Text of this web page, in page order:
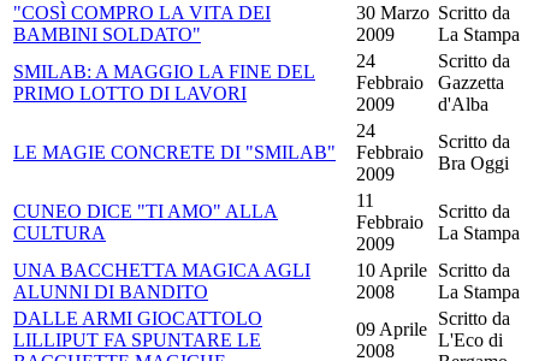
"COSÌ COMPRO LA VITA DEI
BAMBINI SOLDATO"
30 Marzo
2009
Scritto da
La Stampa
SMILAB: A MAGGIO LA FINE DEL
PRIMO LOTTO DI LAVORI
24
Febbraio
2009
Scritto da
Gazzetta
d'Alba
LE MAGIE CONCRETE DI "SMILAB"
24
Febbraio
2009
Scritto da
Bra Oggi
CUNEO DICE "TI AMO" ALLA
CULTURA
11
Febbraio
2009
Scritto da
La Stampa
UNA BACCHETTA MAGICA AGLI
ALUNNI DI BANDITO
10 Aprile
2008
Scritto da
La Stampa
DALLE ARMI GIOCATTOLO
LILLIPUT FA SPUNTARE LE
09 Aprile
2008
Scritto da
L'Eco di